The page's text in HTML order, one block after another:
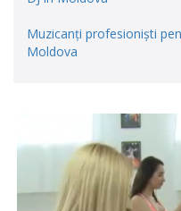
Muzicanți profesioniști
Moldova